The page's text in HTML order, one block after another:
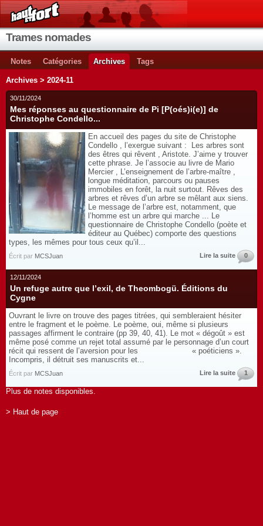
Trames nomades
Notes Catégories Archives Tags
Archives > 2024-11
30/11/2024
Mes réponses au questionnaire de Pi [P(oés)i(e)] de
Christophe Condello...
En accueil des pages du site de Christophe
Condello , l’exergue suivant : Les arbres sont
des êtres qui rêvent , Aristote. J’aime y trouver
cette phrase. Je l’associe au livre de Mario
Mercier , L’enseignement de l’arbre-maître ,
longue méditation, parcours ou pauses
immobiles en forêt, la nuit surtout. Rêves des
arbres et rêves d’un arbre se mêlant aux siens.
Le message de l’arbre est, notamment, que
l’homme est un arbre qui marche ... Le
questionnaire de Christophe Condello (poète et
éditeur au Québec) comporte des questions
types, les mêmes pour tous ceux qu’il...
Écrit par MCSJuan Lire la suite 0
12/11/2024
Un refuge autre que l’exil, de Theombogü. Éditions du
Cygne
Ouvrant le livre on trouve des pages titrées, qui sembleraient hésiter
entre le fragment et le poème. Le poème, oui, même si plusieurs
passages affirment le contraire (pp 39, 40, 41). Le mot « dégoût » est
même posé comme un rejet total assumé par le personnage d’un court
récit qui ressent de l’aversion pour les « poéticiens ».
Incompris, il détruit ses manuscrits et...
Écrit par MCSJuan Lire la suite 1
Plus de notes disponibles.
> Haut de page